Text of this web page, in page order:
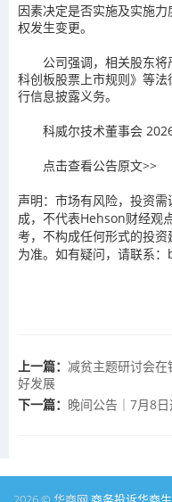
因素决定是否实施及实施
权发生变更。
公司强调，相关股东
科创板股票上市规则》等
行信息披露义务。
科威尔技术董事会
点击查看公告原文>>
声明：市场有风险，投资
成，不代表Hehson财经观
考，不构成任何形式的投
为准。如有疑问，请联系
上一篇： 减贫主题研讨会
好发展
下一篇： 晚间公告｜7月8